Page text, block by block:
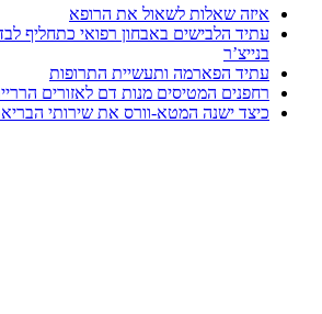
איזה שאלות לשאול את הרופא
עתיד הלבישים באבחון רפואי כתחליף
בנייצ’ר
עתיד הפארמה ותעשיית התרופות
רחפנים המטיסים מנות דם לאזורים הרריים
כיצד ישנה המטא-וורס את שירותי הבריאות?